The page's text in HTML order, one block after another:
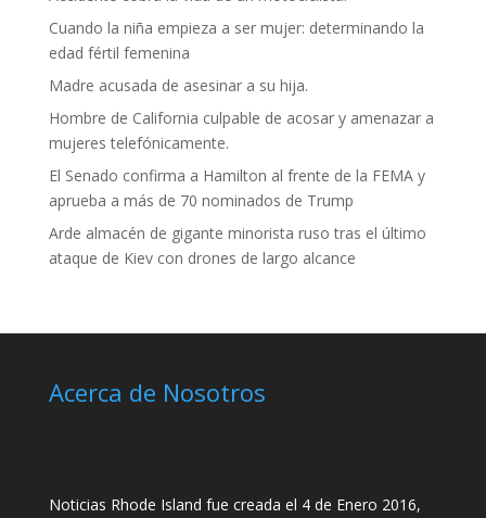
Cuando la niña empieza a ser mujer: determinando la
edad fértil femenina
Madre acusada de asesinar a su hija.
Hombre de California culpable de acosar y amenazar a
mujeres telefónicamente.
El Senado confirma a Hamilton al frente de la FEMA y
aprueba a más de 70 nominados de Trump
Arde almacén de gigante minorista ruso tras el último
ataque de Kiev con drones de largo alcance
Acerca de Nosotros
Noticias Rhode Island fue creada el 4 de Enero 2016,